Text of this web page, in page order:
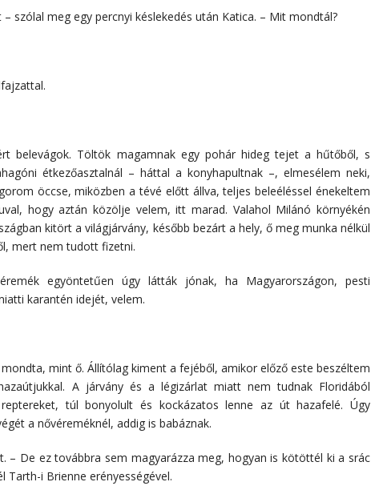
szólal meg egy percnyi késlekedés után Katica. – Mit mondtál?
belevágok. Töltök magamnak egy pohár hideg tejet a hűtőből, s
étkezőasztalnál – háttal a konyhapultnak –, elmesélem neki,
öccse, miközben a tévé előtt állva, teljes beleéléssel énekeltem
hogy aztán közölje velem, itt marad. Valahol Milánó környékén
kitört a világjárvány, később bezárt a hely, ő meg munka nélkül
mert nem tudott fizetni.
egyöntetűen úgy látták jónak, ha Magyarországon, pesti
karantén idejét, velem.
mint ő. Állítólag kiment a fejéből, amikor előző este beszéltem
A járvány és a légizárlat miatt nem tudnak Floridából
túl bonyolult és kockázatos lenne az út hazafelé. Úgy
a nővéreméknél, addig is babáznak.
– De ez továbbra sem magyarázza meg, hogyan is kötöttél ki a srác
Tarth-i Brienne erényességével.